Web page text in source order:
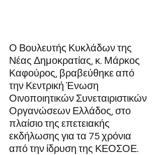
Ο Βουλευτής Κυκλάδων της
Νέας Δημοκρατίας, κ. Μάρκος
Καφούρος, βραβεύθηκε από
την Κεντρική Ένωση
Οινοποιητικών Συνεταιριστικών
Οργανώσεων Ελλάδος, στο
πλαίσιο της επετειακής
εκδήλωσης για τα 75 χρόνια
από την ίδρυση της ΚΕΟΣΟΕ.